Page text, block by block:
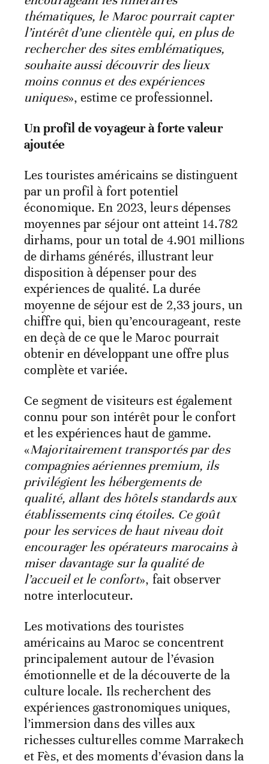
thématiques, le Maroc pourrait capter
l’intérêt d’une clientèle qui, en plus de
rechercher des sites emblématiques,
souhaite aussi découvrir des lieux
moins connus et des expériences
uniques», estime ce professionnel.
Un profil de voyageur à forte valeur
ajoutée
Les touristes américains se distinguent
par un profil à fort potentiel
économique. En 2023, leurs dépenses
moyennes par séjour ont atteint 14.782
dirhams, pour un total de 4.901 millions
de dirhams générés, illustrant leur
disposition à dépenser pour des
expériences de qualité. La durée
moyenne de séjour est de 2,33 jours, un
chiffre qui, bien qu’encourageant, reste
en deçà de ce que le Maroc pourrait
obtenir en développant une offre plus
complète et variée.
Ce segment de visiteurs est également
connu pour son intérêt pour le confort
et les expériences haut de gamme.
«Majoritairement transportés par des
compagnies aériennes premium, ils
privilégient les hébergements de
qualité, allant des hôtels standards aux
établissements cinq étoiles. Ce goût
pour les services de haut niveau doit
encourager les opérateurs marocains à
miser davantage sur la qualité de
l’accueil et le confort», fait observer
notre interlocuteur.
Les motivations des touristes
américains au Maroc se concentrent
principalement autour de l’évasion
émotionnelle et de la découverte de la
culture locale. Ils recherchent des
expériences gastronomiques uniques,
l’immersion dans des villes aux
richesses culturelles comme Marrakech
et Fès, et des moments d’évasion dans la